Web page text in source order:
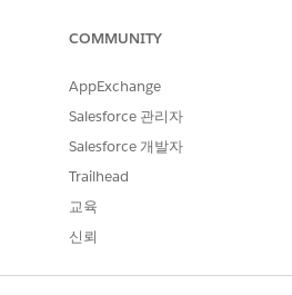
COMMUNITY
AppExchange
Salesforce 관리자
Salesforce 개발자
Trailhead
교육
신뢰